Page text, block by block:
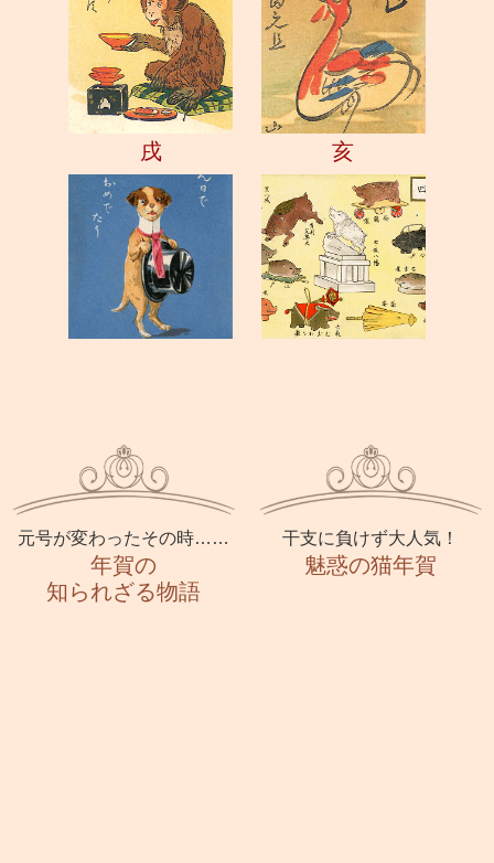
戌 亥
元号が変わったその時……
年賀の
知られざる物語
干支に負けず大人気！
魅惑の猫年賀